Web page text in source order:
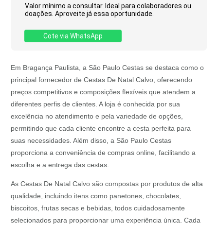
Valor mínimo a consultar. Ideal para colaboradores ou
doações. Aproveite já essa oportunidade.
Cote via WhatsApp
Em Bragança Paulista, a São Paulo Cestas se destaca como o
principal fornecedor de Cestas De Natal Calvo, oferecendo
preços competitivos e composições flexíveis que atendem a
diferentes perfis de clientes. A loja é conhecida por sua
excelência no atendimento e pela variedade de opções,
permitindo que cada cliente encontre a cesta perfeita para
suas necessidades. Além disso, a São Paulo Cestas
proporciona a conveniência de compras online, facilitando a
escolha e a entrega das cestas.
As Cestas De Natal Calvo são compostas por produtos de alta
qualidade, incluindo itens como panetones, chocolates,
biscoitos, frutas secas e bebidas, todos cuidadosamente
selecionados para proporcionar uma experiência única. Cada